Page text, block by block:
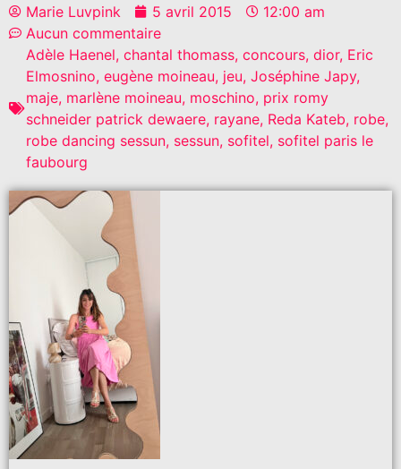
Marie Luvpink 5 avril 2015
12:00 am
Aucun commentaire
Adèle Haenel, chantal thomass, concours, dior, Eric
Elmosnino, eugène moineau, jeu, Joséphine Japy,
maje, marlène moineau, moschino, prix romy
schneider patrick dewaere, rayane, Reda Kateb, robe,
robe dancing sessun, sessun, sofitel, sofitel paris le
faubourg